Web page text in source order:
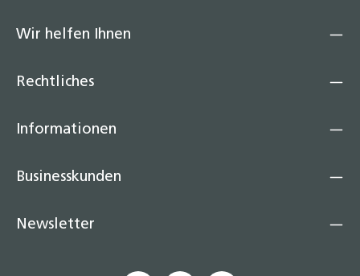
Wir helfen Ihnen
Rechtliches
Informationen
Businesskunden
Newsletter